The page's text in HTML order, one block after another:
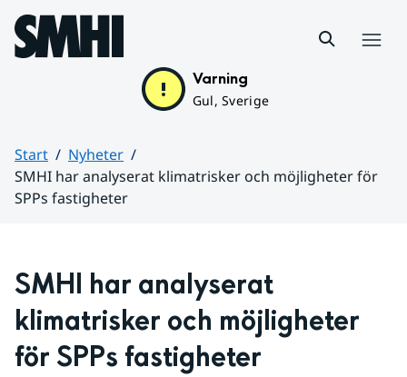
Hoppa till sidans innehåll
Varning
Gul, Sverige
Start
Nyheter
SMHI har analyserat klimatrisker och möjligheter för
SPPs fastigheter
SMHI har analyserat
klimatrisker och möjligheter
för SPPs fastigheter